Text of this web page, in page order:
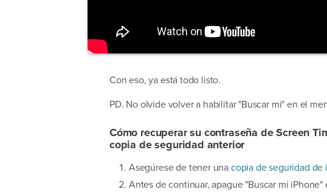
Con eso, ya está todo listo.
PD. No olvide volver a habilitar "Buscar mi" en el
Cómo recuperar su contraseña de Screen
copia de seguridad anterior
Asegúrese de tener una copia de seguridad de
Antes de continuar, apague "Buscar mi iPhone"